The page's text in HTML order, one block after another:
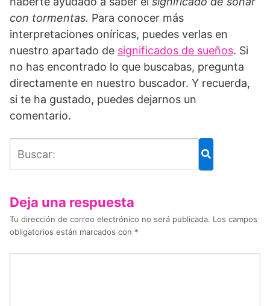
con tormentas. Para conocer más
interpretaciones oníricas, puedes verlas en
nuestro apartado de significados de sueños. Si
no has encontrado lo que buscabas, pregunta
directamente en nuestro buscador. Y recuerda,
si te ha gustado, puedes dejarnos un
comentario.
Deja una respuesta
Tu dirección de correo electrónico no será publicada. Los campos
obligatorios están marcados con *